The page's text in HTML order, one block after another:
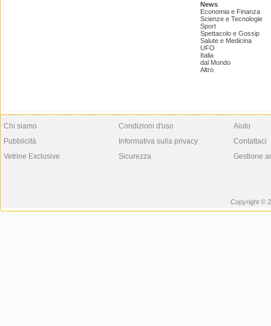
News
Economia e Finanza
Scienze e Tecnologie
Sport
Spettacolo e Gossip
Salute e Medicina
UFO
Italia
dal Mondo
Altro
Chi siamo
Pubblicità
Vetrine Exclusive
Condizioni d'uso
Informativa sulla privacy
Sicurezza
Aiuto
Contattaci
Gestione
Copyright ©